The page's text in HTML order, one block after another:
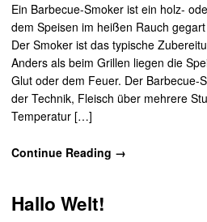
Ein Barbecue-Smoker ist ein holz-
dem Speisen im heißen Rauch
Der Smoker ist das typische
Anders als beim Grillen liegen die
Glut oder dem Feuer. Der Barbecue-
der Technik, Fleisch über mehrere
Temperatur […]
Continue Reading →
Hallo Welt!